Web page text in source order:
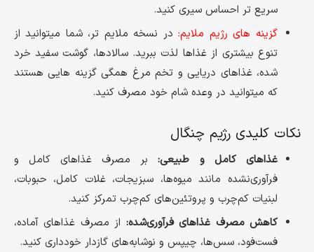
سریع تر احساس سیری کنید.
گزینه های رژیم ملایم:در نسخه ملایم تر، شما میتوانید از
تنوع بیشتری از غذاها لذت ببرید. سالادها، گوشت سفید خرد
شده، غذاهای دریایی و تخم مرغ همگی گزینه هایی هستند
که میتوانید در وعده شام خود مصرف کنید.
نکات کلیدی رژیم چنگال
غذاهای کامل و طبیعی:بر مصرف غذاهای کامل و
فرآوری‌نشده مانند میوه‌ها، سبزیجات، غلات کامل، حبوبات،
لبنیات کم‌چرب و پروتئین‌های کم‌چرب تمرکز کنید.
کاهش مصرف غذاهای فرآوری‌شده: از مصرف غذاهای آماده،
فست‌فود، سس‌ها، چیپس و نوشابه‌های گازدار خودداری کنید.